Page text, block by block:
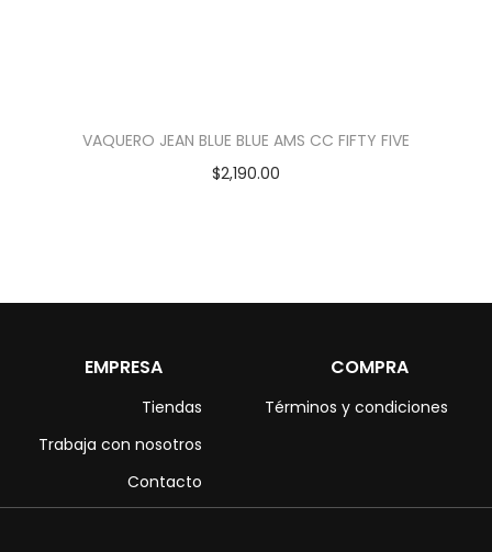
VAQUERO JEAN BLUE BLUE AMS CC FIFTY FIVE
$2,190.00
EMPRESA
Tiendas
Trabaja con nosotros
Contacto
COMPRA
Términos y condiciones